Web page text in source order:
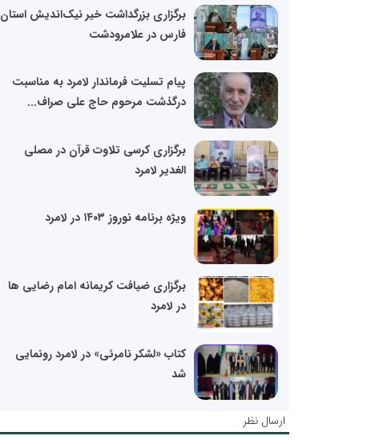
برگزاری بزرگداشت خیر نیک‌اندیش استان
فارس در علامرودشت
پیام تسلیت فرماندار لامرد به مناسبت
درگذشت مرحوم حاج علی صراف...
برگزاری کرسی تلاوت قرآن در مصلی
الغدیر لامرد
ویژه برنامه نوروز ۱۴۰۳ در لامرد
برگزاری ضیافت کریمانه امام رضایی ها
در لامرد
کتاب «لشکر نامرئی» در لامرد رونمایی
شد
ارسال نظر